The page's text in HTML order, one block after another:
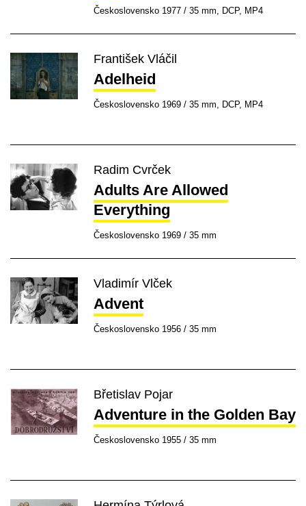
Československo 1977 / 35 mm, DCP, MP4
František Vláčil
Adelheid
Československo 1969 / 35 mm, DCP, MP4
Radim Cvrček
Adults Are Allowed
Everything
Československo 1969 / 35 mm
Vladimír Vlček
Advent
Československo 1956 / 35 mm
Břetislav Pojar
Adventure in the Golden Bay
Československo 1955 / 35 mm